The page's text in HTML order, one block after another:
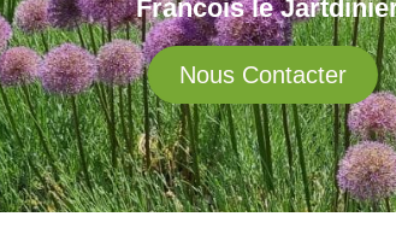
Francois le
Nous Contacter